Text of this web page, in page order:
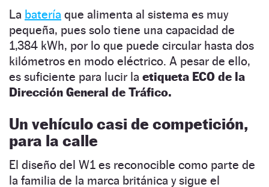
La batería que alimenta al sistema es muy
pequeña, pues solo tiene una capacidad de
1,384 kWh, por lo que puede circular hasta dos
kilómetros en modo eléctrico. A pesar de ello,
es suficiente para lucir la etiqueta ECO de la
Dirección General de Tráfico.
Un vehículo casi de competición,
para la calle
El diseño del W1 es reconocible como parte de
la familia de la marca británica y sigue el